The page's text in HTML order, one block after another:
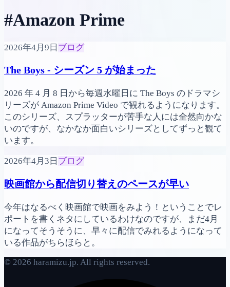
#Amazon Prime
2026年4月9日 ブログ
The Boys - シーズン 5 が始まった
2026 年 4 月 8 日から毎週水曜日に The Boys のドラマシ
リーズが Amazon Prime Video で観れるようになります。
このシリーズ、スプラッターが苦手な人には全然向かな
いのですが、なかなか面白いシリーズとしてずっと観て
います。
2026年4月3日 ブログ
映画館から配信切り替えのペースが早い
今年はなるべく映画館で映画をみよう！ということでレ
ポートを書くネタにしているわけなのですが、まだ4月
になってそうそうに、早々に配信でみれるようになって
いる作品がちらほらと。
© 2026 haramizu.jp. All rights reserved.